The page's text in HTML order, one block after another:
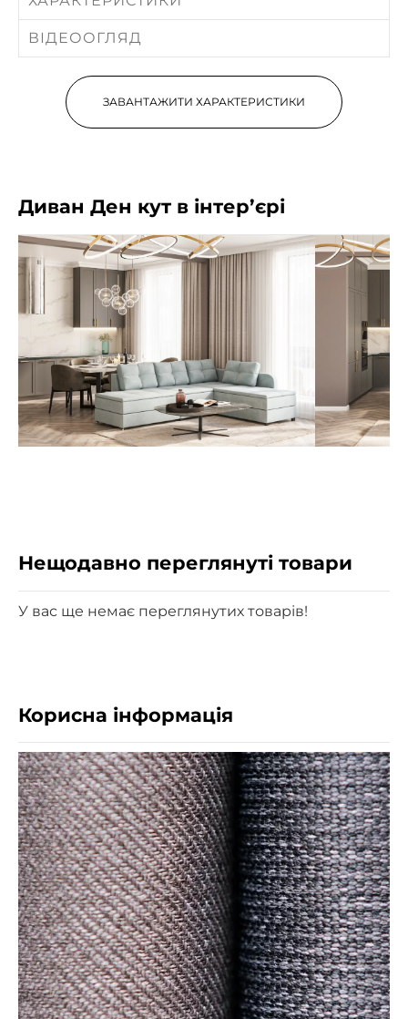
ВІДЕООГЛЯД
ЗАВАНТАЖИТИ ХАРАКТЕРИСТИКИ
Диван Ден кут в інтер’єрі
Нещодавно переглянуті товари
У вас ще немає переглянутих товарів!
Корисна інформація